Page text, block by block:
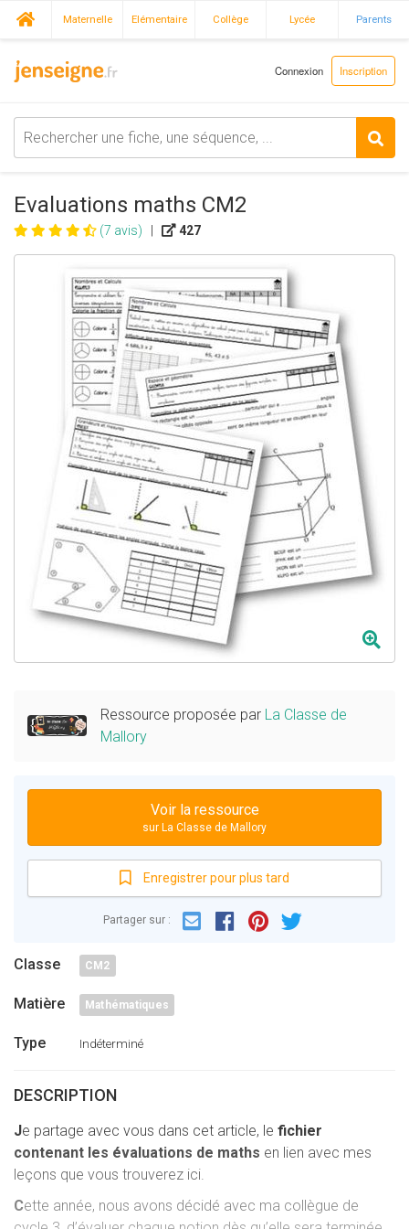
Maternelle Elémentaire Collège Lycée Parents
Connexion Inscription
Evaluations maths CM2
(7 avis) 427
Classe CM2
Matière Mathématiques
Type Indéterminé
Voir la ressource
sur La Classe de Mallory
Enregistrer pour plus tard
Partager sur : EmailFacebook
Pinterest
Ressource proposée par La Classe de
Mallory
DESCRIPTION
Je partage avec vous dans cet article, le fichier
contenant les évaluations de maths en lien avec mes
leçons que vous trouverez ici.
Cette année, nous avons décidé avec ma collègue de